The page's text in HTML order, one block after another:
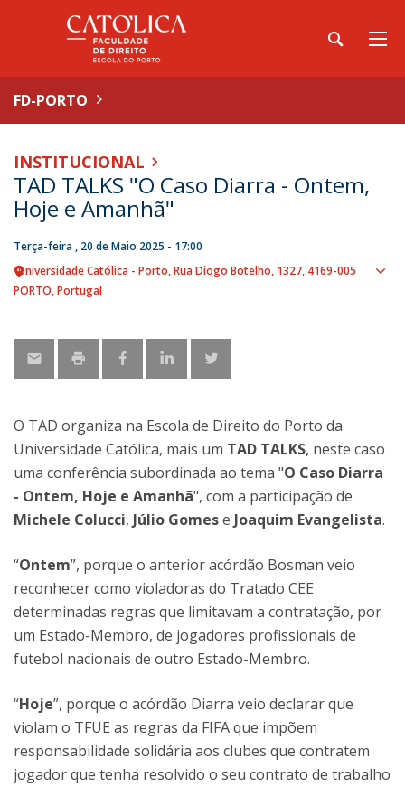
FD-PORTO
INSTITUCIONAL
TAD TALKS "O Caso Diarra - Ontem,
Hoje e Amanhã"
Terça-feira , 20 de Maio 2025 - 17:00
Universidade Católica - Porto Rua Diogo Botelho, 1327 4169-005
PORTO Portugal
O TAD organiza na Escola de Direito do Porto da
Universidade Católica, mais um TAD TALKS, neste caso
uma conferência subordinada ao tema "O Caso Diarra
- Ontem, Hoje e Amanhã", com a participação de
Michele Colucci, Júlio Gomese Joaquim Evangelista.
“Ontem”, porque o anterior acórdão Bosman veio
reconhecer como violadoras do Tratado CEE
determinadas regras que limitavam a contratação, por
um Estado-Membro, de jogadores profissionais de
futebol nacionais de outro Estado-Membro.
“Hoje”, porque o acórdão Diarra veio declarar que
violam o TFUE as regras da FIFA que impõem
responsabilidade solidária aos clubes que contratem
jogador que tenha resolvido o seu contrato de trabalho